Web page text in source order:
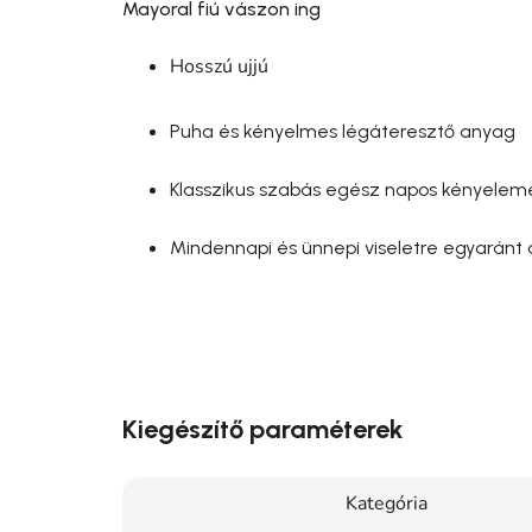
Mayoral fiú vászon ing
Hosszú ujjú
Puha és kényelmes légáteresztő anyag
Klasszikus szabás egész napos
Mindennapi és ünnepi viseletre egyaránt
Kiegészítő paraméterek
Kategória